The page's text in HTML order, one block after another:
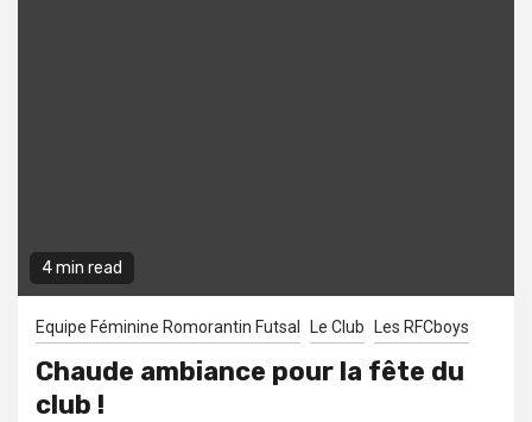
4 min read
Equipe Féminine Romorantin Futsal Le Club Les RFCboys
Chaude ambiance pour la fête du
club !